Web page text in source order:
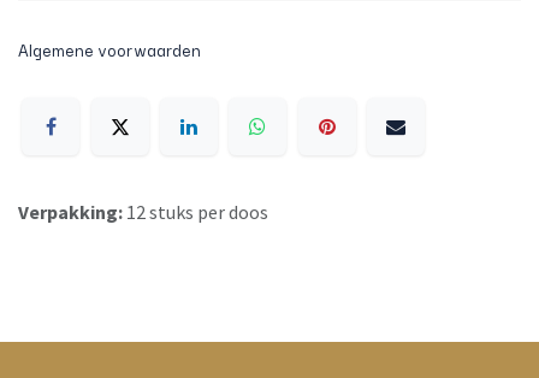
Algemene voorwaarden
Verpakking: 12 stuks per doos